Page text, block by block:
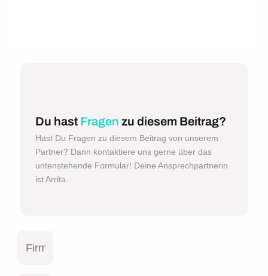
Du hast Fragen zu diesem Beitrag?
Hast Du Fragen zu diesem Beitrag von unserem
Partner? Dann kontaktiere uns gerne über das
untenstehende Formular! Deine Ansprechpartnerin
ist Arrita.